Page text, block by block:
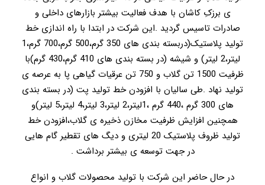
ی برزکِ کاشان با هدف فعالیت بیشتر بازارهای داخلی و
صادرات تاسیس گردید .این شرکت در ابتدا با راه اندازی خط
تولید پلاستیک(دربسته بندی های 350 گرم،500 گرم،700 گرم،1
لیتر،2 لیتر) و شیشه (در بسته بندی های 410 گرم،430 گرم)با
ظرفیت 1500 تن گلاب و 750 تن عرقیات گیاهی پا به عرصه ی
تولید نهاد .طی سالیان با افزودن خط تولید پت (در بسته بندی
های 300 گرم ،440 گرم ،1لیتر،2 لیتر،3 لیتر،4 لیتر،5 لیتر)و
همچنین افزایش ظرفیت مخازن ذخیره ی گلاب،افزودن خط
تولید ظروف پلاستیک 20 لیتری و دیگ های تقطیر گام هایی
در جهت توسعه ی بیشتر برداشت .
در حال حاضر این شرکت با تولید محصولات گلاب و انواع